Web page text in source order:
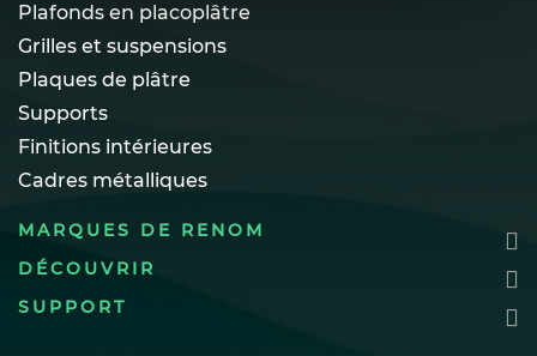
Plafonds en placoplâtre
Grilles et suspensions
Plaques de plâtre
Supports
Finitions intérieures
Cadres métalliques
MARQUES DE RENOM
DÉCOUVRIR
SUPPORT